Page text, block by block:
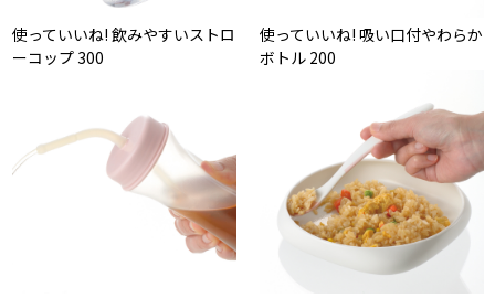
使っていいね! 飲みやすいストロ
ーコップ 300
使っていいね! 吸い口付やわらか
ボトル 200